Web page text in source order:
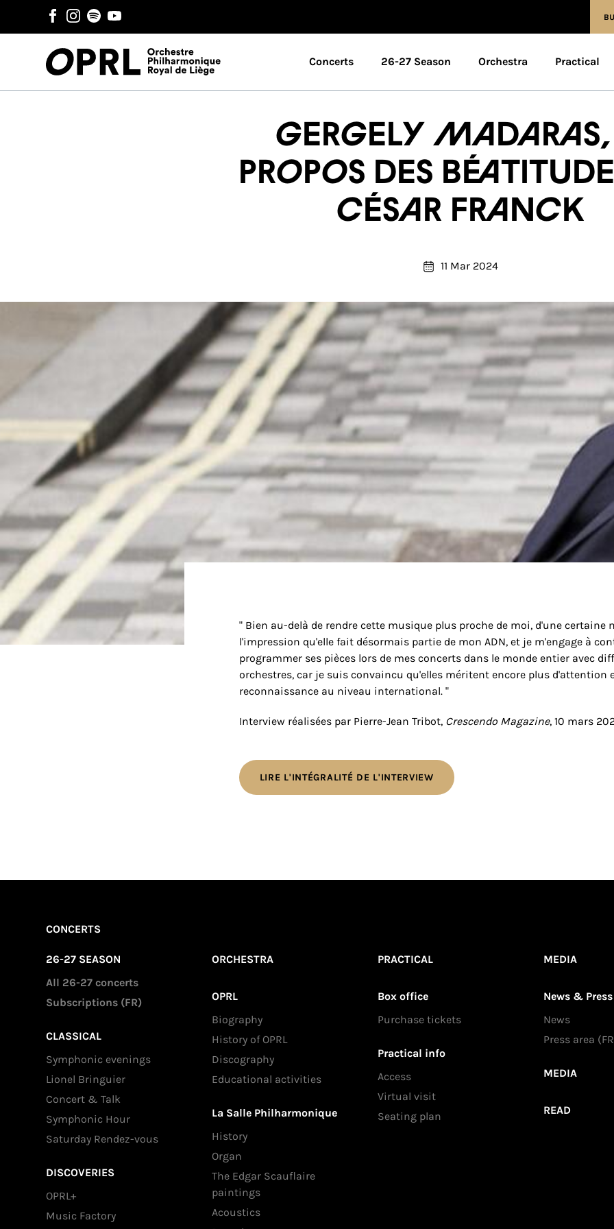
Concerts 26-27 Season Orchestra Practical
Gergely
propos des
César Franck
11 Mar 2024
" Bien au-delà de rendre cette musique plus proche de moi, d'une certaine
l'impression qu'elle fait désormais partie de mon ADN, et je m'engage à
programmer ses pièces lors de mes concerts dans le monde entier avec
orchestres, car je suis convaincu qu'elles méritent encore plus d'attention
reconnaissance au niveau international. "
Interview réalisées par Pierre-Jean Tribot, Crescendo Magazine, 10 mars
LIRE L'INTÉGRALITÉ DE L'INTERVIEW
CONCERTS
26-27 SEASON
All 26-27 concerts
Subscriptions (FR)
CLASSICAL
Symphonic evenings
Lionel Bringuier
Concert & Talk
Symphonic Hour
Saturday Rendez-vous
DISCOVERIES
OPRL+
Music Factory
ORCHESTRA
OPRL
Biography
History of OPRL
Discography
Educational activities
La Salle Philharmonique
History
Organ
The Edgar Scauflaire
paintings
Acoustics
PRACTICAL
Box office
Purchase tickets
Practical info
Access
Virtual visit
Seating plan
MEDIA
News & Press
News
Press area
MEDIA
READ